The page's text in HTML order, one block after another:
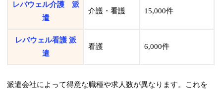
レバウェル介護 派
遣
介護・看護 15,000件
レバウェル看護 派
遣
看護 6,000件
派遣会社によって得意な職種や求人数が異なります。これを